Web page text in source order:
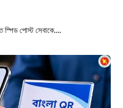
স্পিড পোস্ট সেবাকে....